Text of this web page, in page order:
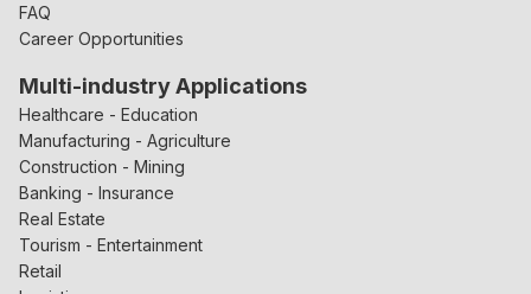
FAQ
Career Opportunities
Multi-industry Applications
Healthcare - Education
Manufacturing - Agriculture
Construction - Mining
Banking - Insurance
Real Estate
Tourism - Entertainment
Retail